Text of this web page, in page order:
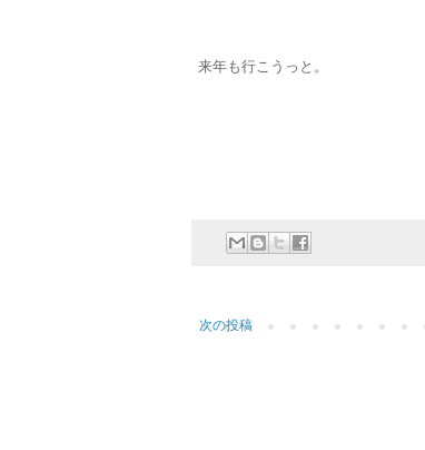
来年も行こうっと。
次の投稿